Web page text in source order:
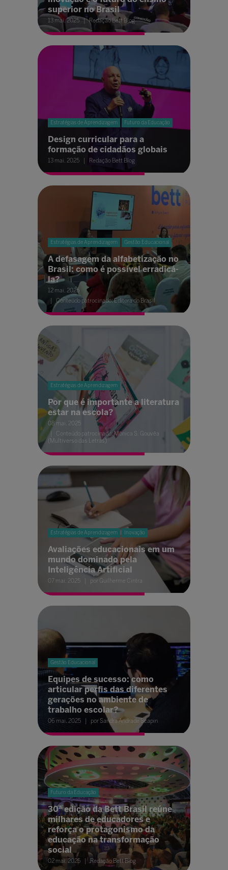
superior no Brasil
13 mai. 2025 Redação Bett Blog
Estratégias de Aprendizagem Futuro da Educação
Design curricular para a
formação de cidadãos globais
13 mai. 2025 Redação Bett Blog
Estratégias de Aprendizagem Gestão Educacional
A defasagem da alfabetização no
Brasil: como é possível erradicá-
la?
12 mai. 2025
Conteúdo patrocinado: Editora do Brasil
Estratégias de Aprendizagem
Por que é importante a literatura
estar na escola?
08 mai. 2025
Conteúdo patrocinado: Mônica S. Gouvêa
(Multiverso das Letras)
Estratégias de Aprendizagem Inovação
Avaliações educacionais em um
mundo dominado pela
Inteligência Artificial
07 mai. 2025 por Guilherme Cintra
Gestão Educacional
Equipes de sucesso: como
articular perfis das diferentes
gerações no ambiente de
trabalho escolar?
06 mai. 2025 por Sandra Andrade Scapin
Futuro da Educação
30ª edição da Bett Brasil reúne
milhares de educadores e
reforça o protagonismo da
educação na transformação
social
02 mai. 2025 Redação Bett Blog